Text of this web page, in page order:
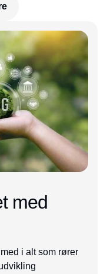
med
i alt som rører